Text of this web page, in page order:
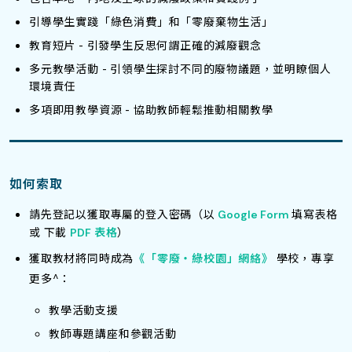
引導學生實踐「綠色消費」和「零廢棄物生活」
教育短片 - 引發學生反思何謂正確的減廢觀念
多元教學活動 - 引領學生探討不同的廢物議題，並明瞭個人
環境責任
多項即用教學資源 - 協助教師輕鬆推動相關教學
如何索取
請先登記以獲取專屬的登入密碼（以 Google Form 填寫表格
或 下載 PDF 表格）
獲取教材將同時成為 《「零廢‧綠校園」網絡》
學校，專享
更多^：
教學活動支援
教師專題講座和參觀活動